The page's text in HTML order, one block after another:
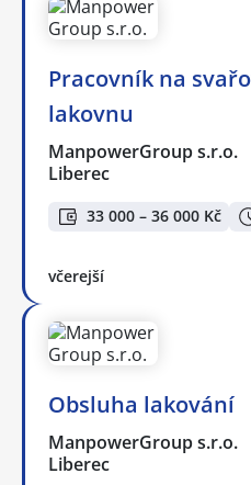
Pracovník na
lakovnu
ManpowerGroup s.r.o.
Liberec
33 000 – 36 000 Kč
včerejší
Obsluha lakování
ManpowerGroup s.r.o.
Liberec